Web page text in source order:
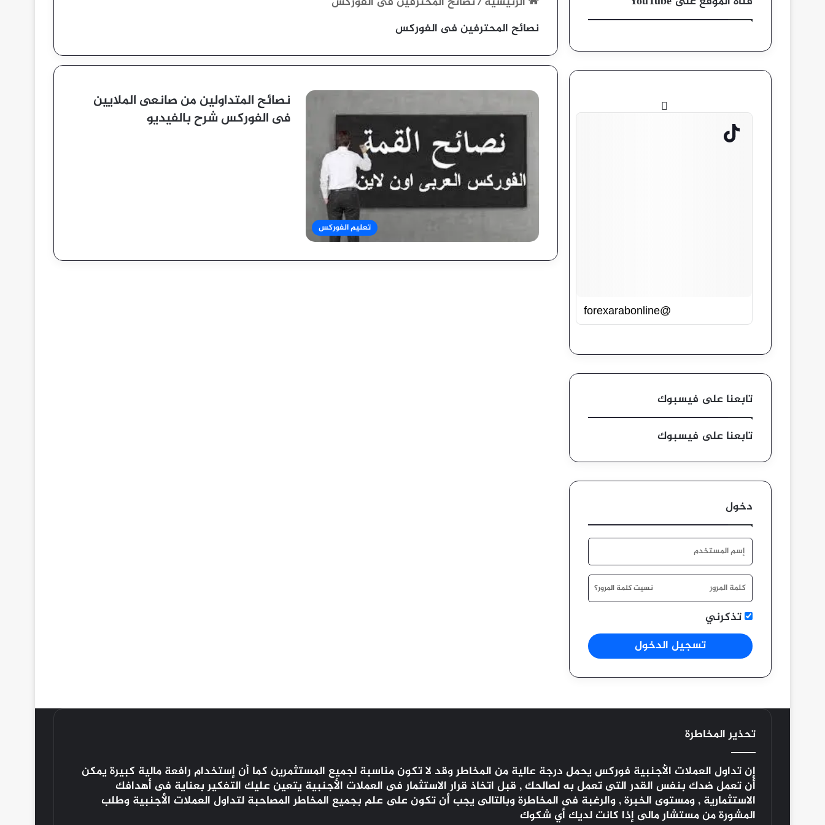
نصائح المحترفين فى الفوركس
تعليم الفوركس
نصائح المتداولين من صانعى الملايين
فى الفوركس شرح بالفيديو
@forexarabonline
تابعنا على فيسبوك
تابعنا على فيسبوك
دخول
نسيت كلمة المرور؟
تذكرني
تسجيل الدخول
تحذير المخاطرة
إن تداول العملات الأجنبية فوركسيحمل درجة عالية من المخاطر وقد لا تكون مناسبة لجميع المستثمرين كما أن إستخدام رافعة مالية كبيرة يمكن
أن تعمل ضدك بنفس القدر التى تعمل به لصالحك , قبل اتخاذ قرار الاستثمار فى العملات الأجنبية يتعين عليك التفكير بعناية فى أهدافك
الاستثمارية , ومستوى الخبرة , والرغبة فى المخاطرة وبالتالى يجب أن تكون على علم بجميع المخاطر المصاحبة لتداول العملات الأجنبية وطلب
المشورة من مستشار مالى إذا كانت لديك أي شكوك